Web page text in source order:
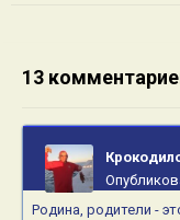
13
Родина, родители -